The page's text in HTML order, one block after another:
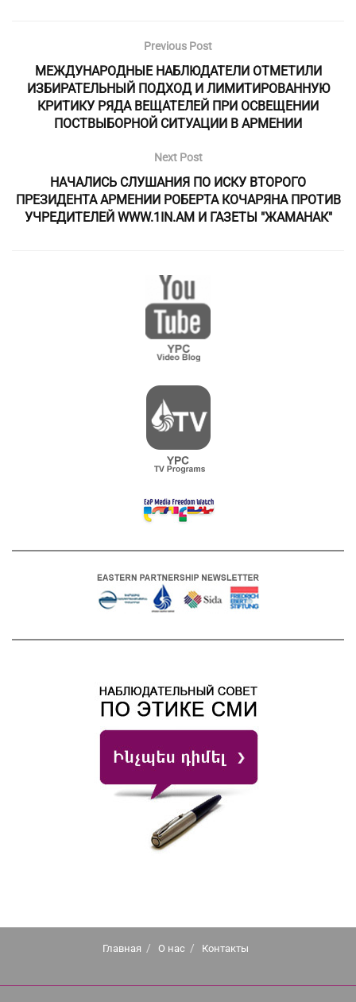
Previous Post
МЕЖДУНАРОДНЫЕ НАБЛЮДАТЕЛИ ОТМЕТИЛИ
ИЗБИРАТЕЛЬНЫЙ ПОДХОД И ЛИМИТИРОВАННУЮ
КРИТИКУ РЯДА ВЕЩАТЕЛЕЙ ПРИ ОСВЕЩЕНИИ
ПОСТВЫБОРНОЙ СИТУАЦИИ В АРМЕНИИ
Next Post
НАЧАЛИСЬ СЛУШАНИЯ ПО ИСКУ ВТОРОГО
ПРЕЗИДЕНТА АРМЕНИИ РОБЕРТА КОЧАРЯНА ПРОТИВ
УЧРЕДИТЕЛЕЙ WWW.1IN.AM И ГАЗЕТЫ "ЖАМАНАК"
Главная О нас Контакты